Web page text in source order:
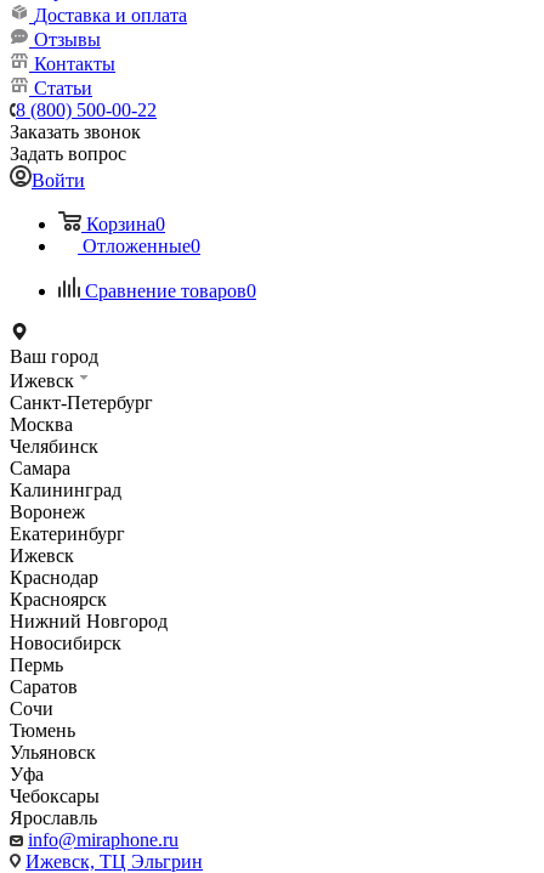
Доставка и оплата
Отзывы
Контакты
Статьи
8 (800) 500-00-22
Заказать звонок
Задать вопрос
Войти
Корзина0
Отложенные0
Сравнение товаров0
Ваш город
Ижевск
Санкт-Петербург
Москва
Челябинск
Самара
Калининград
Воронеж
Екатеринбург
Ижевск
Краснодар
Красноярск
Нижний Новгород
Новосибирск
Пермь
Саратов
Сочи
Тюмень
Ульяновск
Уфа
Чебоксары
Ярославль
info@miraphone.ru
Ижевск, ТЦ Эльгрин